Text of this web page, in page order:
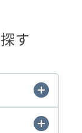
す